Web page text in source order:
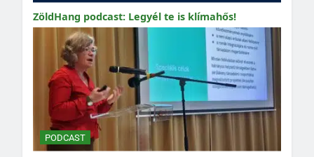
ZöldHang podcast: Legyél te is klímahős!
PODCAST